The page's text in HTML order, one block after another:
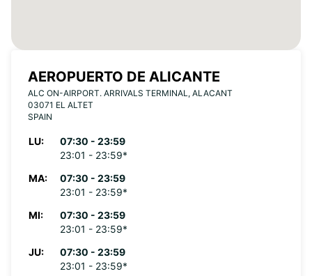
AEROPUERTO DE ALICANTE
ALC ON-AIRPORT. ARRIVALS TERMINAL, ALACANT
03071 EL ALTET
SPAIN
LU:
07:30 - 23:59
23:01 - 23:59*
MA:
07:30 - 23:59
23:01 - 23:59*
MI:
07:30 - 23:59
23:01 - 23:59*
JU:
07:30 - 23:59
23:01 - 23:59*